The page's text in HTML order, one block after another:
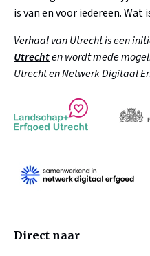
is van en voor iedereen. Wat
Verhaal van Utrecht is een
Utrechten wordt mede
Utrecht en Netwerk Digitaal
Direct naar